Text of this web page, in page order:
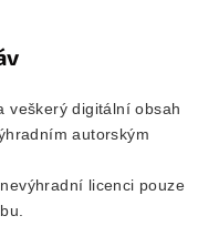
veškerý digitální obsah
autorským
licenci pouze